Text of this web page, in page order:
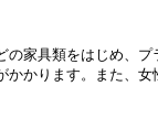
家具類をはじめ、
かります。また、